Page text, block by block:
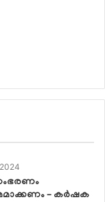
– കർഷക